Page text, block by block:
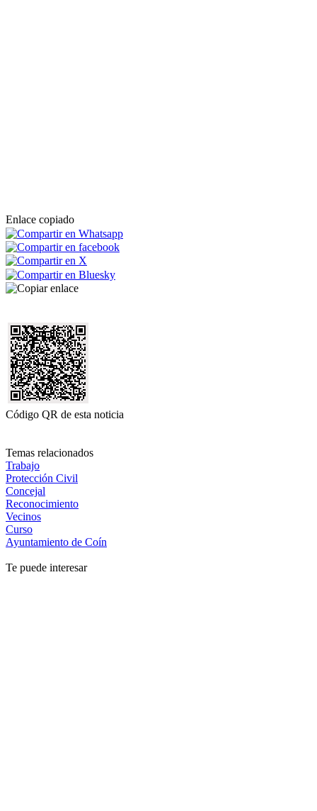
Enlace copiado
Código QR de esta noticia
Temas relacionados
Trabajo
Protección Civil
Concejal
Reconocimiento
Vecinos
Curso
Ayuntamiento de Coín
Te puede interesar